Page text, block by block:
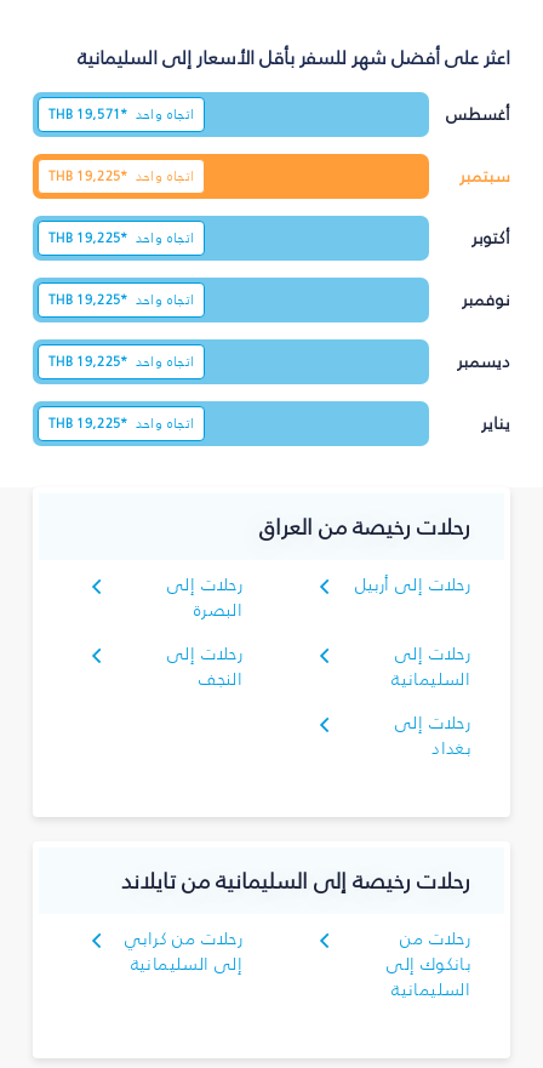
اعثر على أفضل شهر للسفر بأقل الأسعار إلى السليمانية‎
أغسطس اتجاه واحد THB 19,571*
سبتمبر اتجاه واحد THB 19,225*
أكتوبر اتجاه واحد THB 19,225*
نوفمبر اتجاه واحد THB 19,225*
ديسمبر اتجاه واحد THB 19,225*
يناير اتجاه واحد THB 19,225*
رحلات رخيصة من العراق
رحلات إلى أربيل
رحلات إلى
البصرة‎
رحلات إلى
السليمانية‎
رحلات إلى
النجف
رحلات إلى
بغداد
رحلات رخيصة إلى السليمانية‎ من تايلاند
رحلات من
بانكوك إلى
السليمانية‎
رحلات من كرابي
إلى السليمانية‎